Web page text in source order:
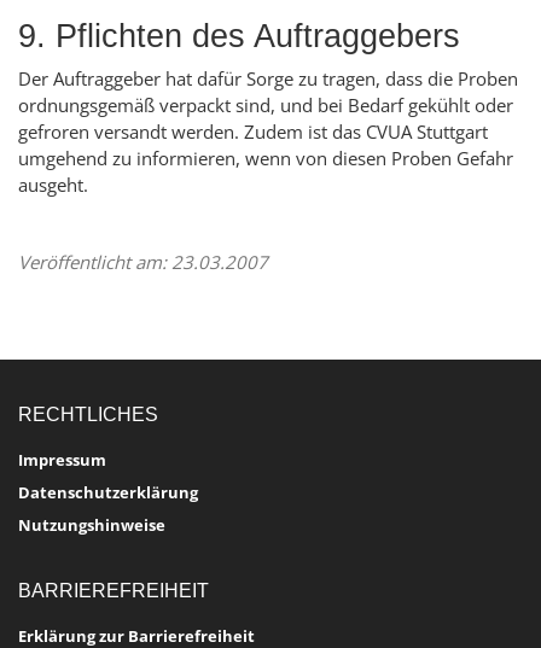
9. Pflichten des Auftraggebers
Der Auftraggeber hat dafür Sorge zu tragen, dass die Proben
ordnungsgemäß verpackt sind, und bei Bedarf gekühlt oder
gefroren versandt werden. Zudem ist das CVUA Stuttgart
umgehend zu informieren, wenn von diesen Proben Gefahr
ausgeht.
Veröffentlicht am: 23.03.2007
RECHTLICHES
Impressum
Datenschutzerklärung
Nutzungshinweise
BARRIEREFREIHEIT
Erklärung zur Barrierefreiheit